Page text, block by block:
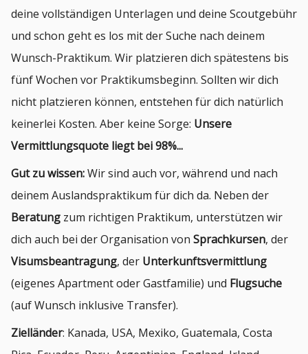
deine vollständigen Unterlagen und deine Scoutgebühr
und schon geht es los mit der Suche nach deinem
Wunsch-Praktikum. Wir platzieren dich spätestens bis
fünf Wochen vor Praktikumsbeginn. Sollten wir dich
nicht platzieren können, entstehen für dich natürlich
keinerlei Kosten. Aber keine Sorge: Unsere
Vermittlungsquote liegt bei 98%...
Gut zu wissen:Wir sind auch vor, während und nach
deinem Auslandspraktikum für dich da. Neben der
Beratung zum richtigen Praktikum, unterstützen wir
dich auch bei der Organisation von Sprachkursen, der
Visumsbeantragung, der Unterkunftsvermittlung
(eigenes Apartment oder Gastfamilie) und Flugsuche
(auf Wunsch inklusive Transfer).
Zielländer: Kanada, USA, Mexiko, Guatemala, Costa